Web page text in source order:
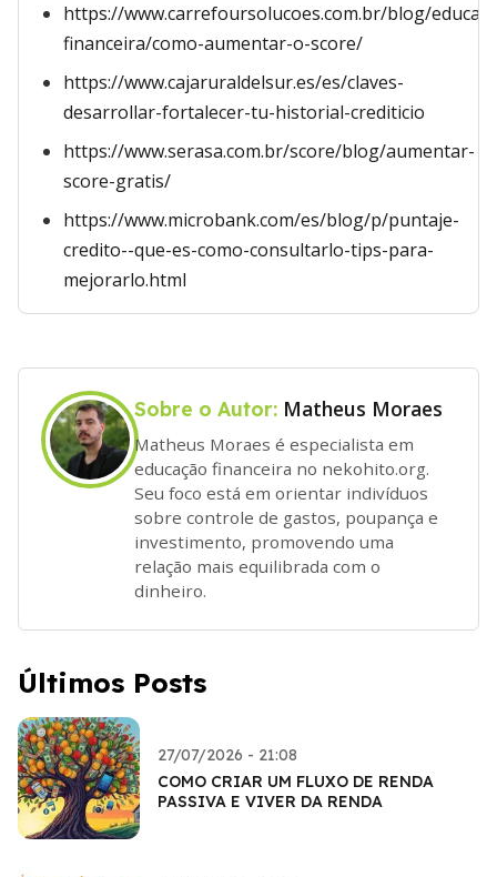
https://www.carrefoursolucoes.com.br/blog/
financeira/como-aumentar-o-score/
https://www.cajaruraldelsur.es/es/claves-
desarrollar-fortalecer-tu-historial-crediticio
https://www.serasa.com.br/score/blog/aumentar-
score-gratis/
https://www.microbank.com/es/blog/p/puntaje-
credito--que-es-como-consultarlo-tips-para-
mejorarlo.html
Sobre o Autor: Matheus Moraes
Matheus Moraes é especialista em
educação financeira no nekohito.org.
Seu foco está em orientar indivíduos
sobre controle de gastos, poupança e
investimento, promovendo uma
relação mais equilibrada com o
dinheiro.
Últimos Posts
27/07/2026 - 21:08
COMO CRIAR UM FLUXO DE RENDA
PASSIVA E VIVER DA RENDA